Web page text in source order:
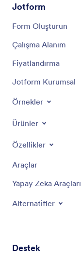
Jotform
Form Oluşturun
Çalışma Alanım
Fiyatlandırma
Jotform Kurumsal
Örnekler
Ürünler
Özellikler
Araçlar
Yapay Zeka Araçları
Alternatifler
Destek